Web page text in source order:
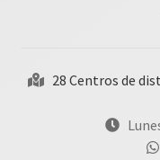
28 Centros de